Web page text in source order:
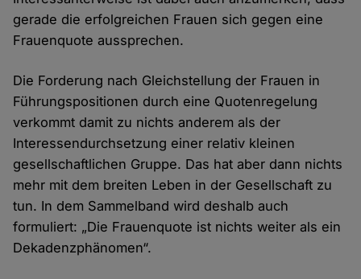
gerade die erfolgreichen Frauen sich gegen eine
Frauenquote aussprechen.
Die Forderung nach Gleichstellung der Frauen in
Führungspositionen durch eine Quotenregelung
verkommt damit zu nichts anderem als der
Interessendurchsetzung einer relativ kleinen
gesellschaftlichen Gruppe. Das hat aber dann nichts
mehr mit dem breiten Leben in der Gesellschaft zu
tun. In dem Sammelband wird deshalb auch
formuliert: „Die Frauenquote ist nichts weiter als ein
Dekadenzphänomen“.